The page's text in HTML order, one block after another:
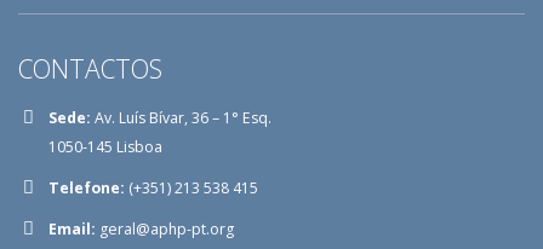
CONTACTOS
Sede: Av. Luís Bívar, 36 – 1° Esq.
1050-145 Lisboa
Telefone: (+351) 213 538 415
Email: geral@aphp-pt.org